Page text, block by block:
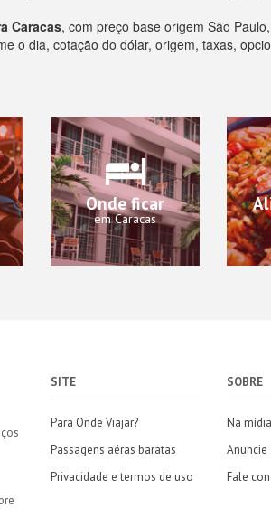
Caracas, com preço base origem São
o dia, cotação do dólar, origem, taxas,
Onde ficar
em Caracas
SITE
Para Onde Viajar?
Passagens aéras baratas
Privacidade e termos de uso
SOBRE
Na mídia
Anuncie
Fale